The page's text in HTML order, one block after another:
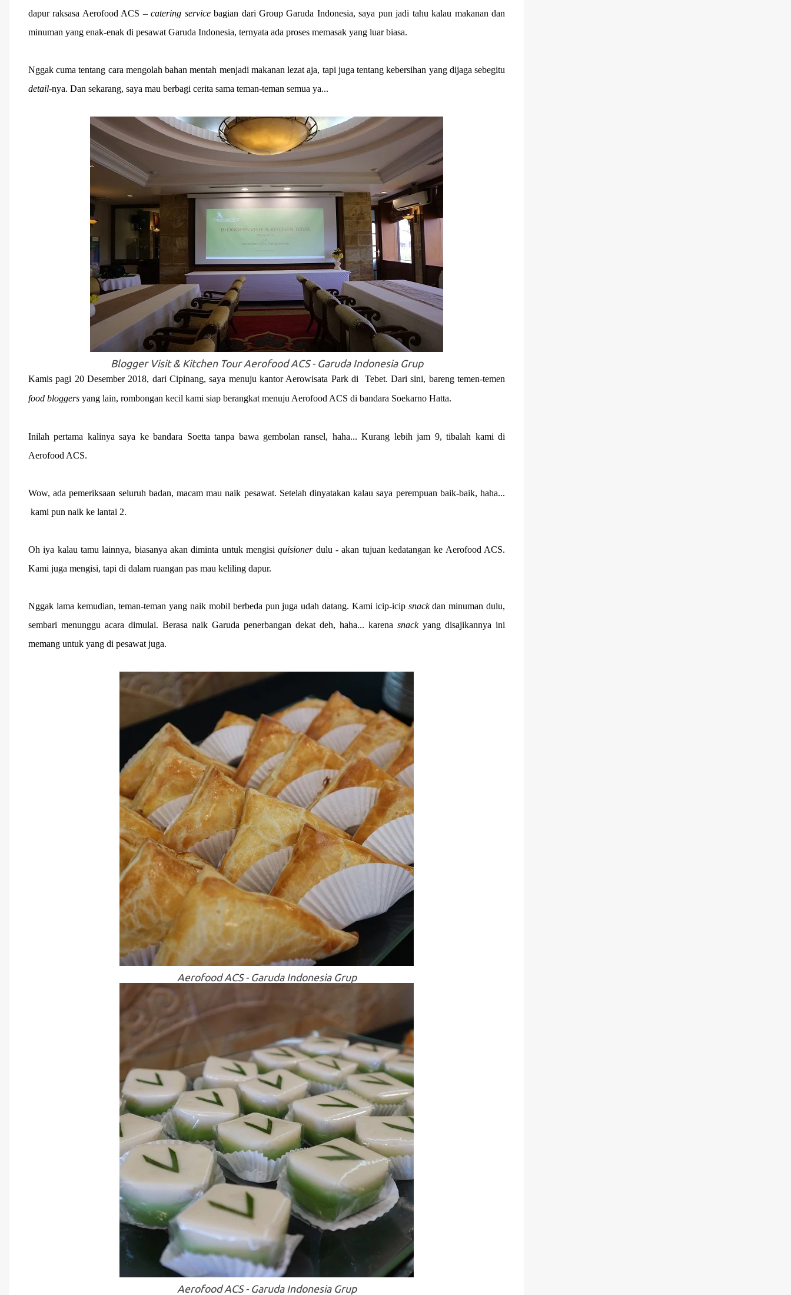
dapur raksasa Aerofood ACS –catering servicebagian dari Group Garuda Indonesia, saya pun jadi tahu kalau makanan dan
minuman yang enak-enak di pesawat Garuda Indonesia, ternyata ada proses memasak yang luar biasa.
Nggak cuma tentang cara mengolah bahan mentah menjadi makanan lezat aja, tapi juga tentang kebersihan yang dijaga sebegitu
detail-nya. Dan sekarang, saya mau berbagi cerita sama teman-teman semua ya...
Blogger Visit & Kitchen Tour Aerofood ACS - Garuda Indonesia Grup
Kamis pagi 20 Desember 2018, dari Cipinang, saya menuju kantor Aerowisata Park di
Tebet. Dari sini, bareng temen-temen
food bloggers yang lain, rombongan kecil kami siap berangkat menuju Aerofood ACS di bandara Soekarno Hatta.
Inilah pertama kalinya saya ke bandara Soetta tanpa bawa gembolan ransel, haha... Kurang lebih jam 9, tibalah kami di
Aerofood ACS.
Wow, ada pemeriksaan seluruh badan, macam mau naik pesawat. Setelah dinyatakan kalau saya perempuan baik-baik, haha...
kami pun naik ke lantai 2.
Oh iya kalau tamu lainnya, biasanya akan diminta untuk mengisiquisionerdulu - akan tujuan kedatangan ke Aerofood ACS.
Kami juga mengisi, tapi di dalam ruangan pas mau keliling dapur.
Nggak lama kemudian, teman-teman yang naik mobil berbeda pun juga udah datang. Kami icip-icip snackdan minuman dulu,
sembari menunggu acara dimulai. Berasa naik Garuda penerbangan dekat deh, haha... karena snackyang disajikannya ini
memang untuk yang di pesawat juga.
Aerofood ACS - Garuda Indonesia Grup
Aerofood ACS - Garuda Indonesia Grup